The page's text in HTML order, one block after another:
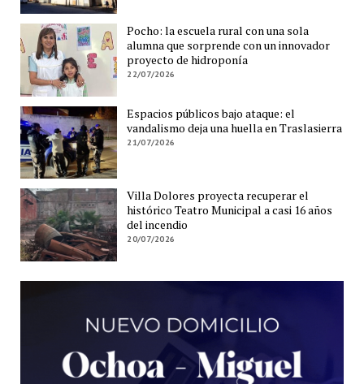
Pocho: la escuela rural con una sola
alumna que sorprende con un innovador
proyecto de hidroponía
22/07/2026
Espacios públicos bajo ataque: el
vandalismo deja una huella en Traslasierra
21/07/2026
Villa Dolores proyecta recuperar el
histórico Teatro Municipal a casi 16 años
del incendio
20/07/2026